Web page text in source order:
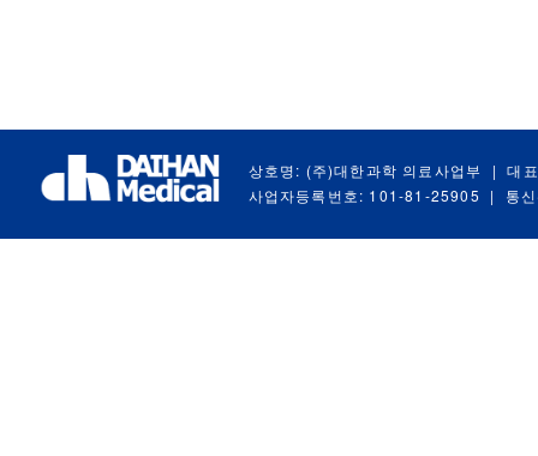
상호명: (주)대한과학 의료사업부 |
대
사업자등록번호: 101-81-25905
| 통